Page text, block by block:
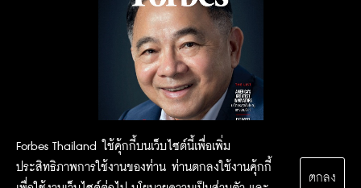
Forbes Thailand ใช้คุ้กกี้บนเว็บไซต์นี้เพื่อเพิ่ม
ประสิทธิภาพการใช้งานของท่าน ท่านตกลงใช้งานคุ้กกี้
ตกลง